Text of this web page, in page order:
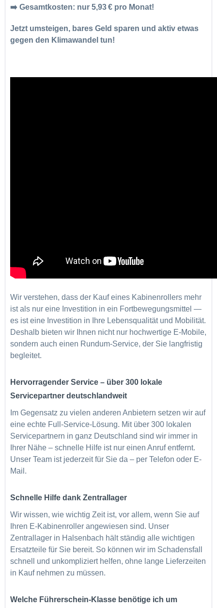
➡️ Gesamtkosten: nur 5,93 € pro Monat!
Jetzt umsteigen, bares Geld sparen und aktiv etwas
gegen den Klimawandel tun!
Wir verstehen, dass der Kauf eines Kabinenrollers mehr
ist als nur eine Investition in ein Fortbewegungsmittel —
es ist eine Investition in Ihre Lebensqualität und Mobilität.
Deshalb bieten wir Ihnen nicht nur hochwertige E-Mobile,
sondern auch einen Rundum-Service, der Sie langfristig
begleitet.
Hervorragender Service – über 300 lokale
Servicepartner deutschlandweit
Im Gegensatz zu vielen anderen Anbietern setzen wir auf
eine echte Full-Service-Lösung. Mit über 300 lokalen
Servicepartnern in ganz Deutschland sind wir immer in
Ihrer Nähe – schnelle Hilfe ist nur einen Anruf entfernt.
Unser Team ist jederzeit für Sie da – per Telefon oder E-
Mail.
Schnelle Hilfe dank Zentrallager
Wir wissen, wie wichtig Zeit ist, vor allem, wenn Sie auf
Ihren E-Kabinenroller angewiesen sind. Unser
Zentrallager in Halsenbach hält ständig alle wichtigen
Ersatzteile für Sie bereit. So können wir im Schadensfall
schnell und unkompliziert helfen, ohne lange Lieferzeiten
in Kauf nehmen zu müssen.
Welche Führerschein-Klasse benötige ich um